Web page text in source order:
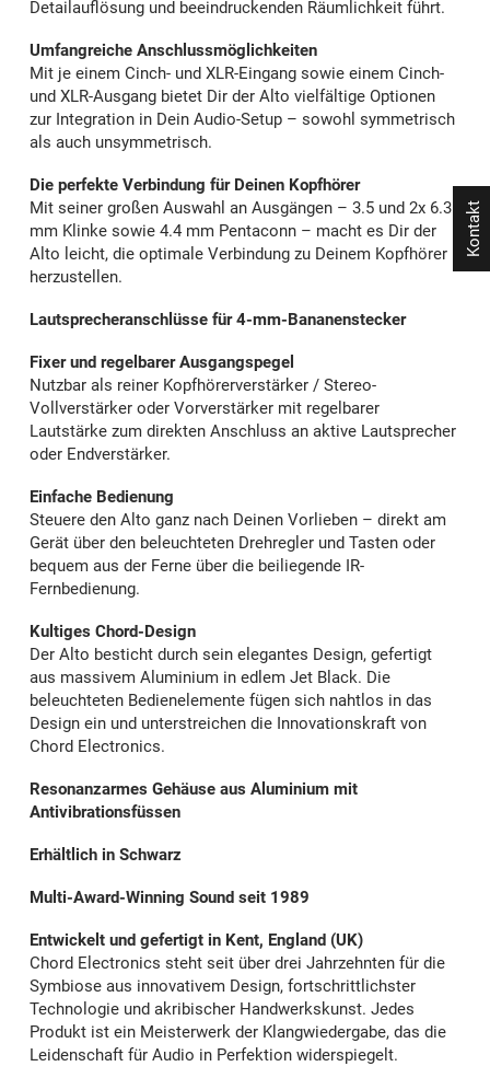
Detailauflösung und beeindruckenden Räumlichkeit führt.
Umfangreiche Anschlussmöglichkeiten
Mit je einem Cinch- und XLR-Eingang sowie einem Cinch-
und XLR-Ausgang bietet Dir der Alto vielfältige Optionen
zur Integration in Dein Audio-Setup – sowohl symmetrisch
als auch unsymmetrisch.
Die perfekte Verbindung für Deinen Kopfhörer
Mit seiner großen Auswahl an Ausgängen – 3.5 und 2x 6.3
mm Klinke sowie 4.4 mm Pentaconn – macht es Dir der
Alto leicht, die optimale Verbindung zu Deinem Kopfhörer
herzustellen.
Lautsprecheranschlüsse für 4-mm-Bananenstecker
Fixer und regelbarer Ausgangspegel
Nutzbar als reiner Kopfhörerverstärker / Stereo-
Vollverstärker oder Vorverstärker mit regelbarer
Lautstärke zum direkten Anschluss an aktive Lautsprecher
oder Endverstärker.
Einfache Bedienung
Steuere den Alto ganz nach Deinen Vorlieben – direkt am
Gerät über den beleuchteten Drehregler und Tasten oder
bequem aus der Ferne über die beiliegende IR-
Fernbedienung.
Kultiges Chord-Design
Der Alto besticht durch sein elegantes Design, gefertigt
aus massivem Aluminium in edlem Jet Black. Die
beleuchteten Bedienelemente fügen sich nahtlos in das
Design ein und unterstreichen die Innovationskraft von
Chord Electronics.
Resonanzarmes Gehäuse aus Aluminium mit
Antivibrationsfüssen
Erhältlich in Schwarz
Multi-Award-Winning Sound seit 1989
Entwickelt und gefertigt in Kent, England (UK)
Chord Electronics steht seit über drei Jahrzehnten für die
Symbiose aus innovativem Design, fortschrittlichster
Technologie und akribischer Handwerkskunst. Jedes
Produkt ist ein Meisterwerk der Klangwiedergabe, das die
Leidenschaft für Audio in Perfektion widerspiegelt.
Kontakt